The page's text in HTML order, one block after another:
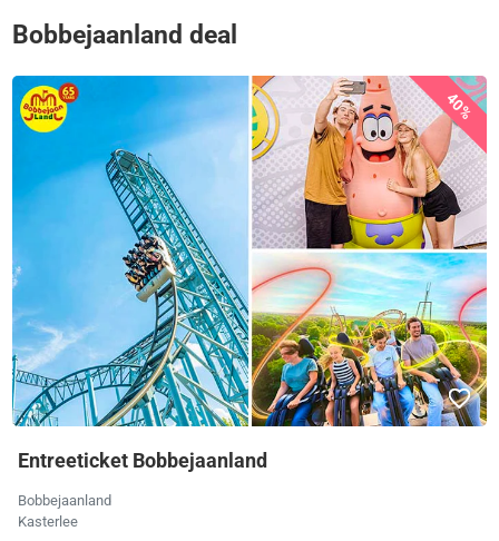
Bobbejaanland deal
40%
Entreeticket Bobbejaanland
Bobbejaanland
Kasterlee